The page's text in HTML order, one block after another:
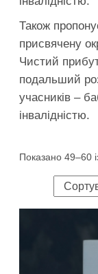
Також
присвячену
Чистий
подальший
учасників –
інвалідністю.
Показано 49–60